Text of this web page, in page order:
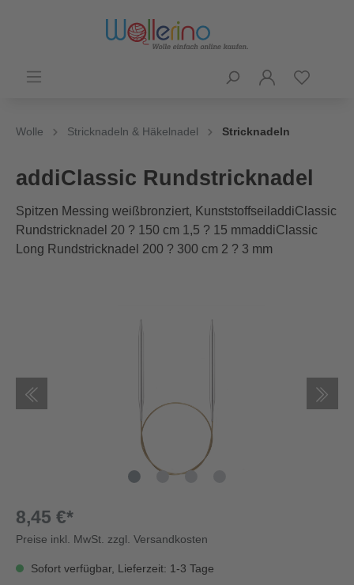
Wolle Stricknadeln & Häkelnadel Stricknadeln
addiClassic Rundstricknadel
Spitzen Messing weißbronziert, KunststoffseiladdiClassic
Rundstricknadel 20 ? 150 cm 1,5 ? 15 mmaddiClassic
Long Rundstricknadel 200 ? 300 cm 2 ? 3 mm
8,45 €*
Preise inkl. MwSt. zzgl. Versandkosten
Sofort verfügbar, Lieferzeit: 1-3 Tage